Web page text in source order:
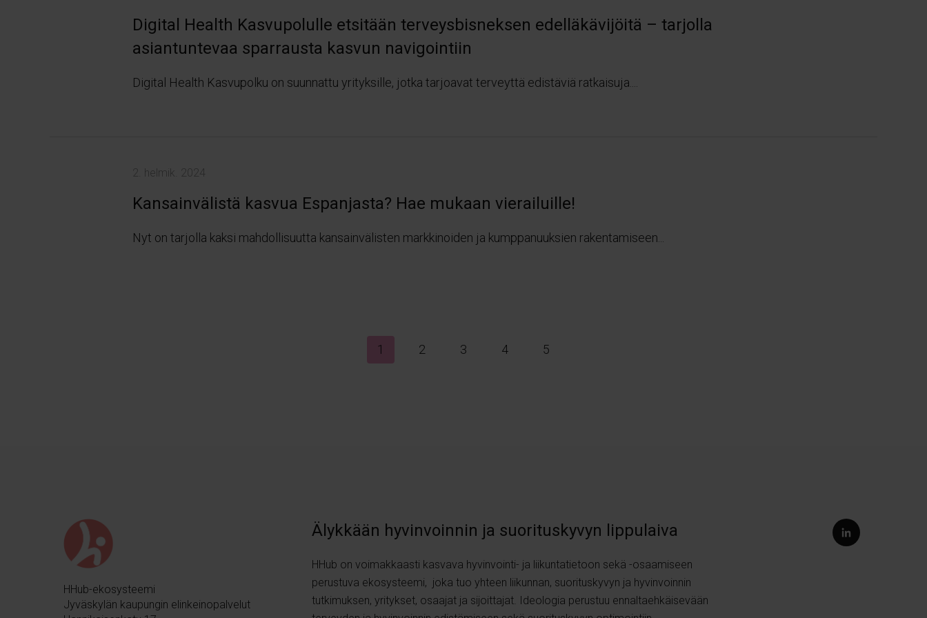
Digital Health Kasvupolulle etsitään terveysbisneksen edelläkävijöitä – tarjolla
asiantuntevaa sparrausta kasvun navigointiin
Digital Health Kasvupolku on suunnattu yrityksille, jotka tarjoavat terveyttä edistäviä ratkaisuja....
2. helmik. 2024
Kansainvälistä kasvua Espanjasta? Hae mukaan vierailuille!
Nyt on tarjolla kaksi mahdollisuutta kansainvälisten markkinoiden ja kumppanuuksien rakentamiseen...
1 2 3 4 5
HHub-ekosysteemi
Jyväskylän kaupungin elinkeinopalvelut
Älykkään hyvinvoinnin ja suorituskyvyn lippulaiva
HHub on voimakkaasti kasvava hyvinvointi- ja liikuntatietoon sekä -osaamiseen
perustuva ekosysteemi, joka tuo yhteen liikunnan, suorituskyvyn ja hyvinvoinnin
tutkimuksen, yritykset, osaajat ja sijoittajat. Ideologia perustuu ennaltaehkäisevään